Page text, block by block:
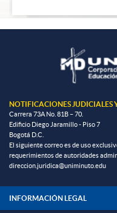
NOTIFICACIONES JUDICIALES
Carrera 73A No. 81B – 70.
Edificio Diego Jaramillo - Piso 7
Bogotá D.C.
El siguiente correo es de uso
requerimientos de autoridades
direccion.juridica@uniminuto.edu
INFORMACIÓN LEGAL